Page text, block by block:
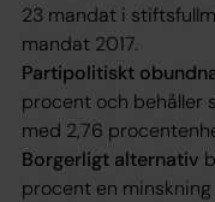
23 mandat i
mandat 2017.
Partipolitiskt
procent och behåller
med 2,76
Borgerligt alternativ
procent en